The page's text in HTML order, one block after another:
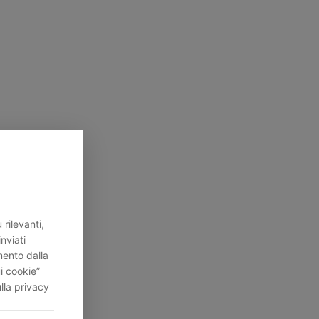
rilevanti,
dalla
cookie”
privacy